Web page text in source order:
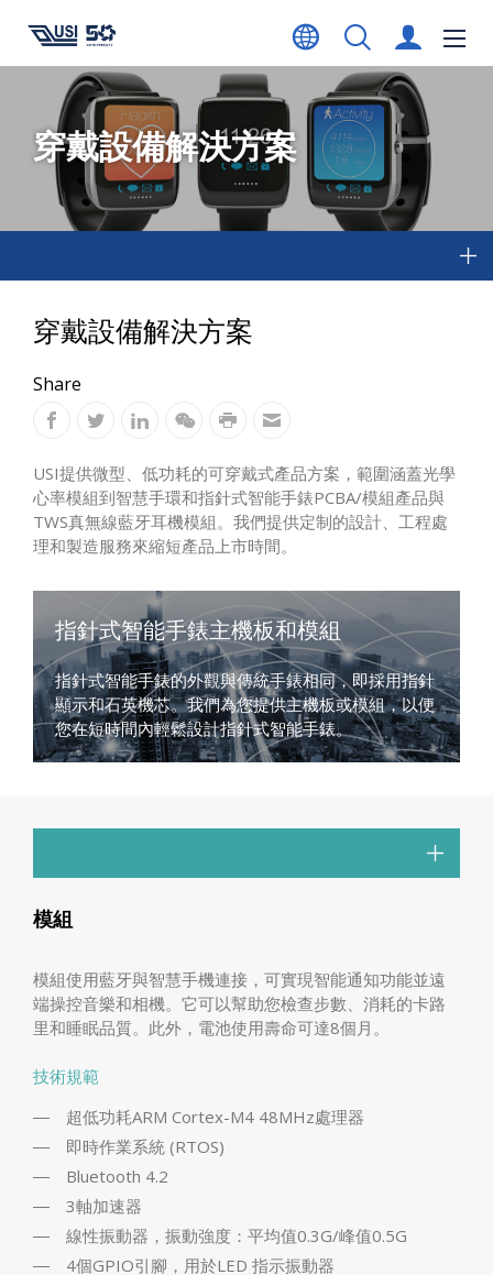
穿戴設備解決方案
穿戴設備解決方案
Share
USI提供微型、低功耗的可穿戴式產品方案，範圍涵蓋光學
心率模組到智慧手環和指針式智能手錶PCBA/模組產品與
TWS真無線藍牙耳機模組。我們提供定制的設計、工程處
理和製造服務來縮短產品上市時間。
指針式智能手錶主機板和模組
指針式智能手錶的外觀與傳統手錶相同，即採用指針
顯示和石英機芯。我們為您提供主機板或模組，以便
您在短時間內輕鬆設計指針式智能手錶。
模組
模組使用藍牙與智慧手機連接，可實現智能通知功能並遠
端操控音樂和相機。它可以幫助您檢查步數、消耗的卡路
里和睡眠品質。此外，電池使用壽命可達8個月。
技術規範
超低功耗ARM Cortex-M4 48MHz處理器
即時作業系統 (RTOS)
Bluetooth 4.2
3軸加速器
線性振動器，振動強度：平均值0.3G/峰值0.5G
4個GPIO引腳，用於LED 指示振動器